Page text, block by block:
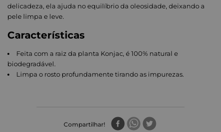
delicadeza, ela ajuda no equilíbrio da oleosidade, deixando a
pele limpa e leve.
Características
Feita com a raiz da planta Konjac, é 100% natural e
biodegradável.
Limpa o rosto profundamente tirando as impurezas.
Compartilhar